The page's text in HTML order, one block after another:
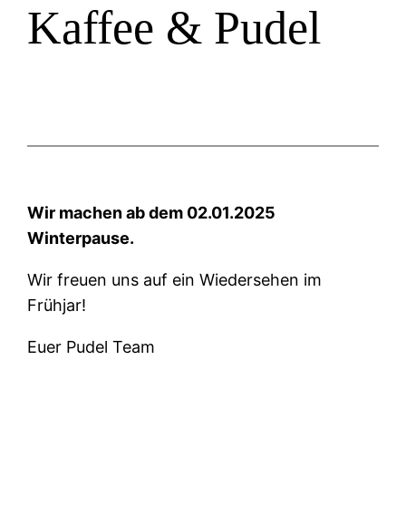
Kaffee & Pudel
Wir machen ab dem 02.01.2025
Winterpause.
Wir freuen uns auf ein Wiedersehen im
Frühjar!
Euer Pudel Team